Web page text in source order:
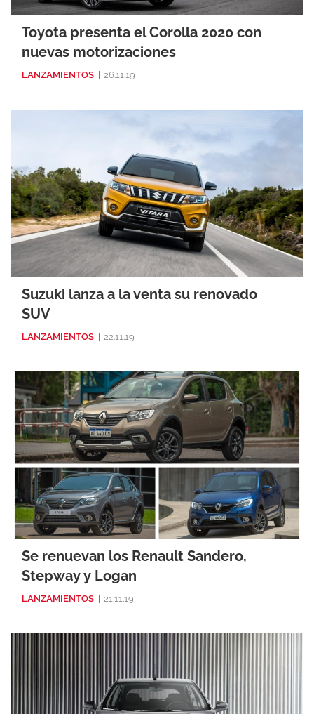
Toyota presenta el Corolla 2020 con
nuevas motorizaciones
LANZAMIENTOS | 26.11.19
Suzuki lanza a la venta su renovado
SUV
LANZAMIENTOS | 22.11.19
Se renuevan los Renault Sandero,
Stepway y Logan
LANZAMIENTOS 21.11.19